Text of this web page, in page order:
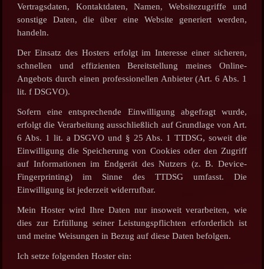
Vertragsdaten, Kontaktdaten, Namen, Websitezugriffe und
sonstige Daten, die über eine Website generiert werden,
handeln.
Der Einsatz des Hosters erfolgt im Interesse einer sicheren,
schnellen und effizienten Bereitstellung meines Online-
Angebots durch einen professionellen Anbieter (Art. 6 Abs. 1
lit. f DSGVO).
Sofern eine entsprechende Einwilligung abgefragt wurde,
erfolgt die Verarbeitung ausschließlich auf Grundlage von Art.
6 Abs. 1 lit. a DSGVO und § 25 Abs. 1 TTDSG, soweit die
Einwilligung die Speicherung von Cookies oder den Zugriff
auf Informationen im Endgerät des Nutzers (z. B. Device-
Fingerprinting) im Sinne des TTDSG umfasst. Die
Einwilligung ist jederzeit widerrufbar.
Mein Hoster wird Ihre Daten nur insoweit verarbeiten, wie
dies zur Erfüllung seiner Leistungspflichten erforderlich ist
und meine Weisungen in Bezug auf diese Daten befolgen.
Ich setze folgenden Hoster ein: